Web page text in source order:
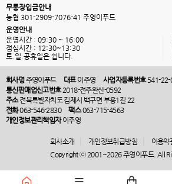
무통장입금안내
농협 301-2909-7076-41 주영이푸드
운영안내
운영시간 : 09:30 ~ 16:00
점심시간 : 12:30~13:30
토.일.공휴일은 쉽니다.
회사명주영이푸드 대표이주영 사업자등록번호541-22-
통신판매업신고번호2018-전주완산-0592
주소전북특별자치도 김제시 백구면 부용1길 22
전화063-546-2830 팩스063-715-4563
개인정보관리책임자이주영
회사소개 개인정보취급방침 이용약
Copyright ⓒ 2001~2026 주영이푸드. All